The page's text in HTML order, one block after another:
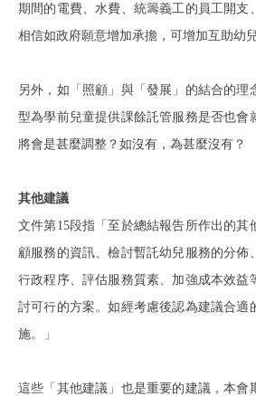
期間的電費、水費、統籌義工的員工開支
相信如政府願意增加承擔，可增加互助幼
另外，如「照顧」與「發展」的結合的理
型為學前兒童提供課餘託管服務是否也會
將會是甚麼調整？如沒有，為甚麼沒有？
其他建議
文件第15段指「至於總結報告所作出的其
顧服務的資訊、檢討暫託幼兒服務的分佈
行政程序、評估服務質素、加強成本效益
討可行的方案。如經考慮後認為建議合適
施。」
這些「其他建議」也是重要的建議，本會